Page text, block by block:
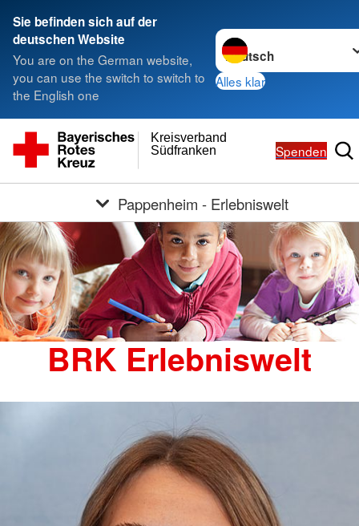
Sie befinden sich auf der
deutschen Website
You are on the German website,
you can use the switch to switch to
the English one
Sprache wechseln zu
Alles klar
Südfranken
Kreisverband
Spenden
Pappenheim - Erlebniswelt
BRK Erlebniswelt